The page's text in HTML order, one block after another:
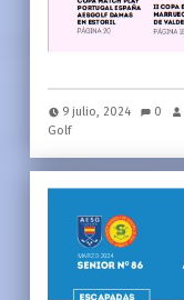
9 julio, 2024 0
Golf